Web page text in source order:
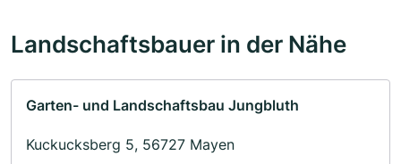
Landschaftsbauer in der Nähe
Garten- und Landschaftsbau Jungbluth
Kuckucksberg 5, 56727 Mayen